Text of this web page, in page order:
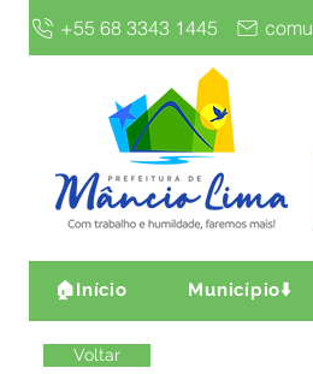
+55 68 3343 1445
🏠Início Município⬇️
Voltar